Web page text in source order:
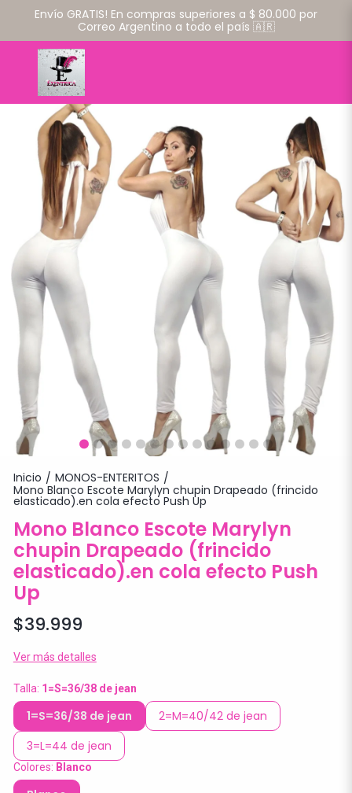
Envío GRATIS! En compras superiores a $ 80.000 por
Correo Argentino a todo el país 🇦🇷
Inicio / MONOS-ENTERITOS /
Mono Blanco Escote Marylyn chupin Drapeado (frincido
elasticado).en cola efecto Push Up
Mono Blanco Escote Marylyn
chupin Drapeado (frincido
elasticado).en cola efecto Push
Up
$39.999
Ver más detalles
Talla: 1=S=36/38 de jean
1=S=36/38 de jean
2=M=40/42 de jean
3=L=44 de jean
Colores: Blanco